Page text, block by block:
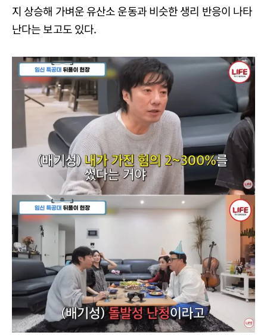
지 상승해 가벼운 유산소 운동과 비슷한 생리 반응이 나타
난다는 보고도 있다.